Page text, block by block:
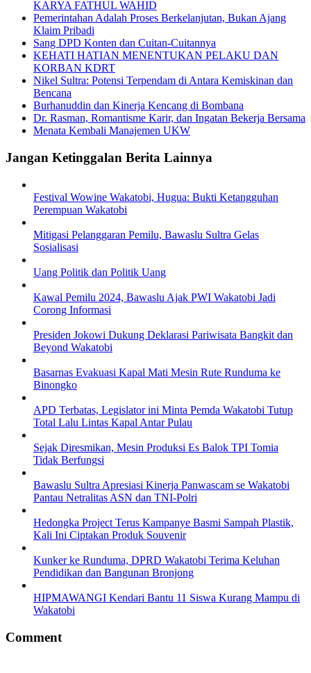
KARYA FATHUL WAHID
Pemerintahan Adalah Proses Berkelanjutan, Bukan Ajang
Klaim Pribadi
Sang DPD Konten dan Cuitan-Cuitannya
KEHATI HATIAN MENENTUKAN PELAKU DAN
KORBAN KDRT
Nikel Sultra: Potensi Terpendam di Antara Kemiskinan dan
Bencana
Burhanuddin dan Kinerja Kencang di Bombana
Dr. Rasman, Romantisme Karir, dan Ingatan Bekerja Bersama
Menata Kembali Manajemen UKW
Jangan Ketinggalan Berita Lainnya
Festival Wowine Wakatobi, Hugua: Bukti Ketangguhan
Perempuan Wakatobi
Mitigasi Pelanggaran Pemilu, Bawaslu Sultra Gelas
Sosialisasi
Uang Politik dan Politik Uang
Kawal Pemilu 2024, Bawaslu Ajak PWI Wakatobi Jadi
Corong Informasi
Presiden Jokowi Dukung Deklarasi Pariwisata Bangkit dan
Beyond Wakatobi
Basarnas Evakuasi Kapal Mati Mesin Rute Runduma ke
Binongko
APD Terbatas, Legislator ini Minta Pemda Wakatobi Tutup
Total Lalu Lintas Kapal Antar Pulau
Sejak Diresmikan, Mesin Produksi Es Balok TPI Tomia
Tidak Berfungsi
Bawaslu Sultra Apresiasi Kinerja Panwascam se Wakatobi
Pantau Netralitas ASN dan TNI-Polri
Hedongka Project Terus Kampanye Basmi Sampah Plastik,
Kali Ini Ciptakan Produk Souvenir
Kunker ke Runduma, DPRD Wakatobi Terima Keluhan
Pendidikan dan Bangunan Bronjong
HIPMAWANGI Kendari Bantu 11 Siswa Kurang Mampu di
Wakatobi
Comment